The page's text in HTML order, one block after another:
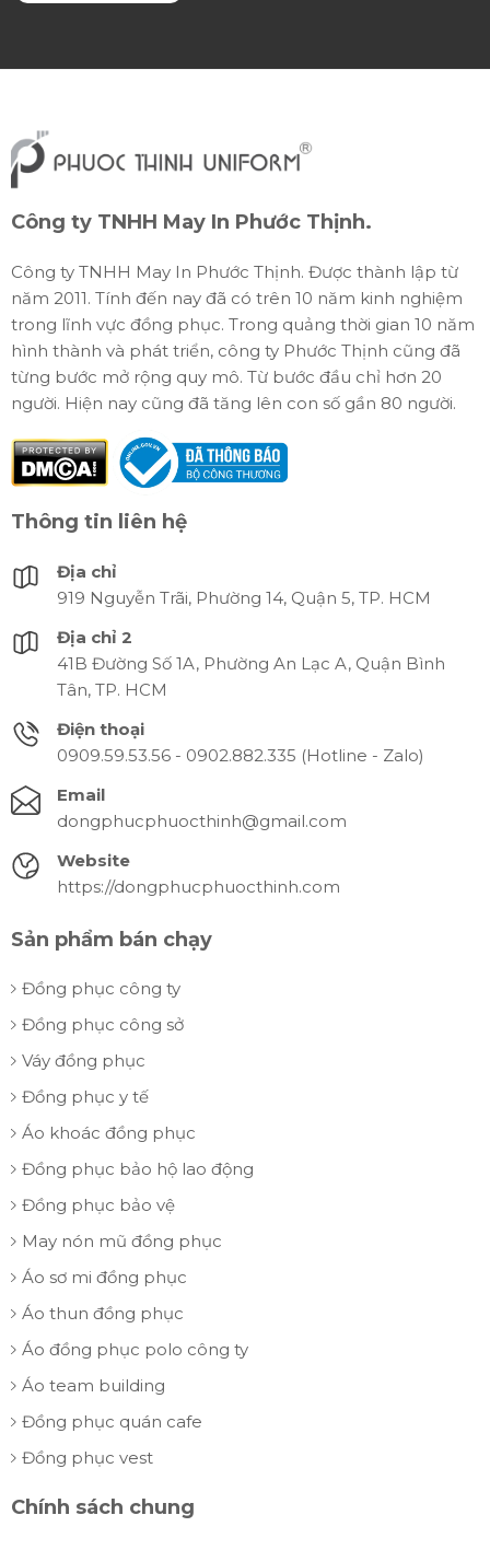
Công ty TNHH May In Phước Thịnh.
Công ty TNHH May In Phước Thịnh. Được thành lập từ
năm 2011. Tính đến nay đã có trên 10 năm kinh nghiệm
trong lĩnh vực đồng phục. Trong quảng thời gian 10 năm
hình thành và phát triển, công ty Phước Thịnh cũng đã
từng bước mở rộng quy mô. Từ bước đầu chỉ hơn 20
người. Hiện nay cũng đã tăng lên con số gần 80 người.
Thông tin liên hệ
Địa chỉ
919 Nguyễn Trãi, Phường 14, Quận 5, TP. HCM
Địa chỉ 2
41B Đường Số 1A, Phường An Lạc A, Quận Bình
Tân, TP. HCM
Điện thoại
0909.59.53.56 - 0902.882.335 (Hotline - Zalo)
Email
dongphucphuocthinh@gmail.com
Website
https://dongphucphuocthinh.com
Sản phẩm bán chạy
Đồng phục công ty
Đồng phục công sở
Váy đồng phục
Đồng phục y tế
Áo khoác đồng phục
Đồng phục bảo hộ lao động
Đồng phục bảo vệ
May nón mũ đồng phục
Áo sơ mi đồng phục
Áo thun đồng phục
Áo đồng phục polo công ty
Áo team building
Đồng phục quán cafe
Đồng phục vest
Chính sách chung